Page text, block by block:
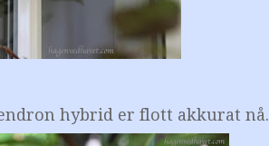
hybrid er flott akkurat nå.